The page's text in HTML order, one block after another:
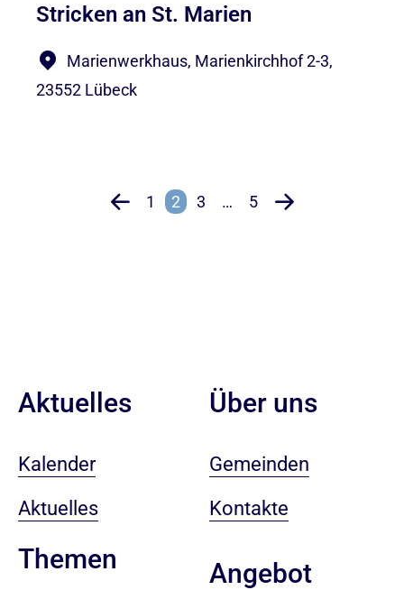
Stricken an St. Marien
Marienwerkhaus, Marienkirchhof 2-3,
23552 Lübeck
1 2 3 … 5
Aktuelles
Kalender
Aktuelles
Themen
Über uns
Gemeinden
Kontakte
Angebot